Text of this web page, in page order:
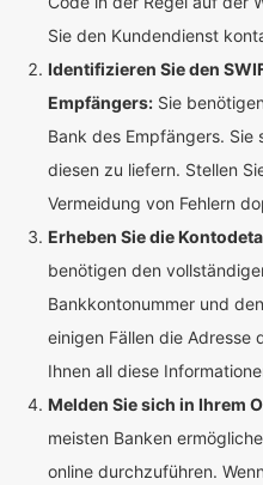
Sie den Kundendienst
Identifizieren Sie den
Empfängers: Sie
Bank des Empfängers. Sie
diesen zu liefern. Stellen
Vermeidung von Fehlern
Erheben Sie die
benötigen den
Bankkontonummer und
einigen Fällen die Adresse
Ihnen all diese
Melden Sie sich in Ihrem
meisten Banken
online durchzuführen.